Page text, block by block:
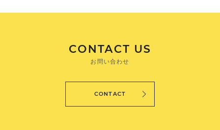
CONTACT US
お問い合わせ
CONTACT